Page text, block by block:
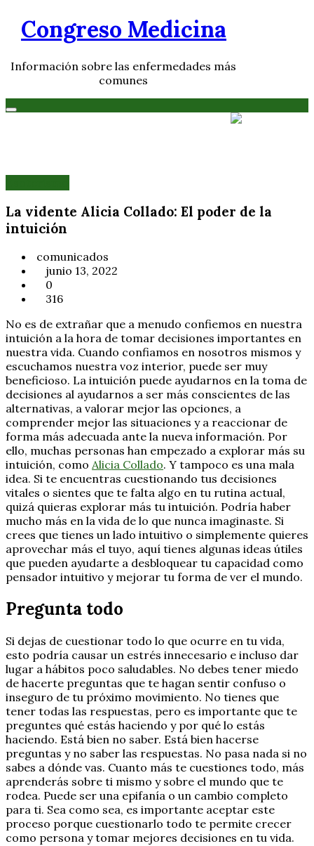
SkipCongreso Medicina
Información sobre las enfermedades más
comunes
La vidente Alicia Collado: El poder de la
intuición
comunicados
junio 13, 2022
0
316
No es de extrañar que a menudo confiemos en nuestra
intuición a la hora de tomar decisiones importantes en
nuestra vida. Cuando confiamos en nosotros mismos y
escuchamos nuestra voz interior, puede ser muy
beneficioso. La intuición puede ayudarnos en la toma de
decisiones al ayudarnos a ser más conscientes de las
alternativas, a valorar mejor las opciones, a
comprender mejor las situaciones y a reaccionar de
forma más adecuada ante la nueva información. Por
ello, muchas personas han empezado a explorar más su
intuición, como Alicia Collado. Y tampoco es una mala
idea. Si te encuentras cuestionando tus decisiones
vitales o sientes que te falta algo en tu rutina actual,
quizá quieras explorar más tu intuición. Podría haber
mucho más en la vida de lo que nunca imaginaste. Si
crees que tienes un lado intuitivo o simplemente quieres
aprovechar más el tuyo, aquí tienes algunas ideas útiles
que pueden ayudarte a desbloquear tu capacidad como
pensador intuitivo y mejorar tu forma de ver el mundo.
Pregunta todo
Si dejas de cuestionar todo lo que ocurre en tu vida,
esto podría causar un estrés innecesario e incluso dar
lugar a hábitos poco saludables. No debes tener miedo
de hacerte preguntas que te hagan sentir confuso o
inseguro de tu próximo movimiento. No tienes que
tener todas las respuestas, pero es importante que te
preguntes qué estás haciendo y por qué lo estás
haciendo. Está bien no saber. Está bien hacerse
preguntas y no saber las respuestas. No pasa nada si no
sabes a dónde vas. Cuanto más te cuestiones todo, más
aprenderás sobre ti mismo y sobre el mundo que te
rodea. Puede ser una epifanía o un cambio completo
para ti. Sea como sea, es importante aceptar este
proceso porque cuestionarlo todo te permite crecer
como persona y tomar mejores decisiones en tu vida.